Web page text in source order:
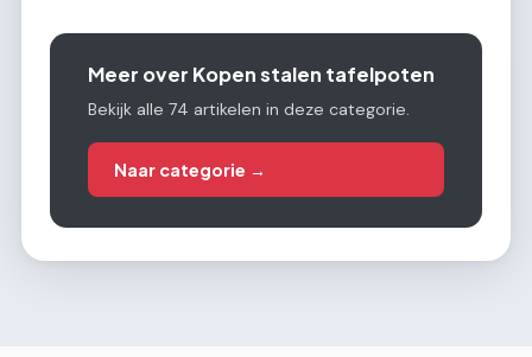
Meer over Kopen stalen tafelpoten
Bekijk alle 74 artikelen in deze categorie.
Naar categorie →